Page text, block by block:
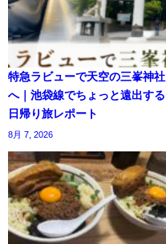
特急ラビューで天空の三峯神社
へ｜池袋線でちょっと遠出する
日帰り旅レポート
8月 7, 2026